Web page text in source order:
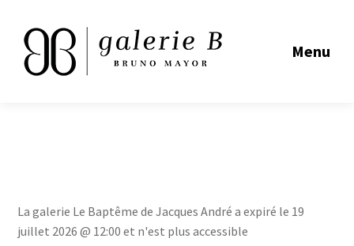
Menu
La galerie Le Baptême de Jacques André a expiré le 19
juillet 2026 @ 12:00 et n'est plus accessible